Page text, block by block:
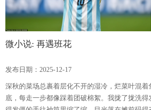
微小说: 再遇班花
发布日期：2025-12-17
深秋的菜场总裹着层化不开的湿冷，烂菜叶混着
底，每走一步都像踩着团破棉絮。我拢了拢洗